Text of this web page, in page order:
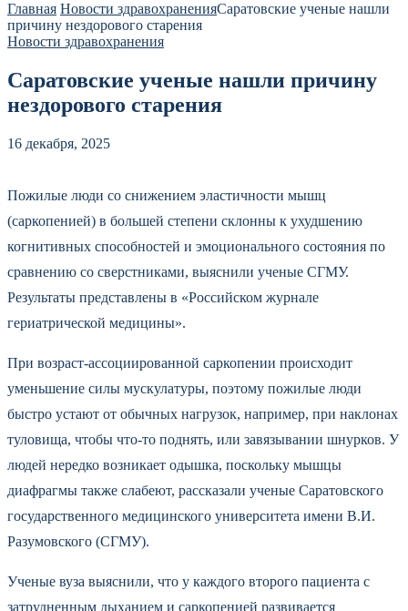
Главная Новости здравохраненияСаратовские ученые нашли
причину нездорового старения
Новости здравохранения
Саратовские ученые нашли причину
нездорового старения
16 декабря, 2025
Пожилые люди со снижением эластичности мышц
(саркопенией) в большей степени склонны к ухудшению
когнитивных способностей и эмоционального состояния по
сравнению со сверстниками, выяснили ученые СГМУ.
Результаты представлены в «Российском журнале
гериатрической медицины».
При возраст-ассоциированной саркопении происходит
уменьшение силы мускулатуры, поэтому пожилые люди
быстро устают от обычных нагрузок, например, при наклонах
туловища, чтобы что-то поднять, или завязывании шнурков. У
людей нередко возникает одышка, поскольку мышцы
диафрагмы также слабеют, рассказали ученые Саратовского
государственного медицинского университета имени В.И.
Разумовского (СГМУ).
Ученые вуза выяснили, что у каждого второго пациента с
затрудненным дыханием и саркопенией развивается